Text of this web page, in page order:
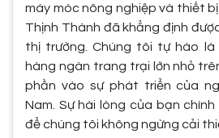
máy móc nông nghiệp và thiết
Thịnh Thành đã khẳng định
thị trường. Chúng tôi tự hào
hàng ngàn trang trại lớn nhỏ
phần vào sự phát triển của
Nam. Sự hài lòng của bạn
để chúng tôi không ngừng cải